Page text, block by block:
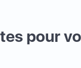
pour